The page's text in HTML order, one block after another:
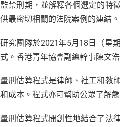
監禁刑期，並解釋各個選定的特
供最密切相關的法院案例的連結。
研究團隊於2021年5月18日（星
式。香港青年協會副總幹事陳文
量刑估算程式是律師、社工和教
和成本。程式亦可幫助公眾了解
量刑估算程式開創性地結合了法